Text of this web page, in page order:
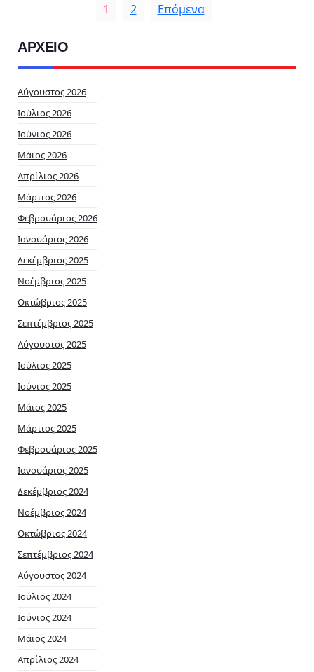
1 2 Επόμενα
ΑΡΧΕΙΟ
Αύγουστος 2026
Ιούλιος 2026
Ιούνιος 2026
Μάιος 2026
Απρίλιος 2026
Μάρτιος 2026
Φεβρουάριος 2026
Ιανουάριος 2026
Δεκέμβριος 2025
Νοέμβριος 2025
Οκτώβριος 2025
Σεπτέμβριος 2025
Αύγουστος 2025
Ιούλιος 2025
Ιούνιος 2025
Μάιος 2025
Μάρτιος 2025
Φεβρουάριος 2025
Ιανουάριος 2025
Δεκέμβριος 2024
Νοέμβριος 2024
Οκτώβριος 2024
Σεπτέμβριος 2024
Αύγουστος 2024
Ιούλιος 2024
Ιούνιος 2024
Μάιος 2024
Απρίλιος 2024